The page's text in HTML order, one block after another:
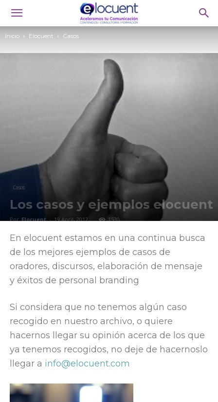
Inicio Elocuent Casos
Casos
Los casos y ejemplos elocuent
Por Elocuent - 19 April, 2012 1530
En elocuent estamos en una continua busca
de los mejores ejemplos de casos de
oradores, discursos, elaboración de mensaje
y éxitos de personal branding
Si considera que no tenemos algún caso
recogido en nuestro archivo, o quiere
hacernos llegar su opinión acerca de los que
ya tenemos recogidos, no deje de hacernoslo
llegar a info@elocuent.com